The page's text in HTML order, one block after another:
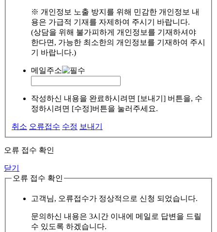
※ 개인정보 노출 방지를 위해 민감한 개인정보 내
용은 가급적 기재를 자제하여 주시기 바랍니다.
(상담을 위해 불가피하게 개인정보를 기재하셔야
한다면, 가능한 최소한의 개인정보를 기재하여 주시
기 바랍니다.)
메일주소
작성하신 내용을 완료하시려면 [보내기] 버튼을, 수
정하시려면 [수정]버튼을 눌러주세요.
취소 오류접수 수정 보내기
오류 접수 확인
닫기
오류 접수 확인
고객님, 오류접수가 정상적으로 신청 되었습니다.
문의하신 내용은 3시간 이내에 메일로 답변을 드릴
수 있도록 하겠습니다.